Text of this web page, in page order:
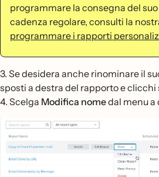
programmare la consegna del
cadenza regolare, consulti la
programmare i rapporti
3. Se desidera anche rinominare il
sposti a destra del rapporto e clicchi
4. Scelga Modifica nomedal menu a